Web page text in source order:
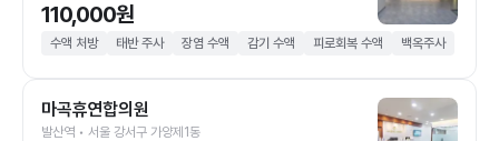
110,000원
수액 처방 태반 주사 장염 수액 감기 수액 피로회복 수액 백옥주사
마곡휴연합의원
발산역 • 서울 강서구 가양제1동